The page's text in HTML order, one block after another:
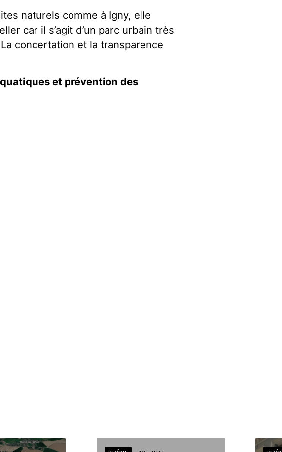
naturels comme à Igny, elle
car il s’agit d’un parc urbain très
concertation et la transparence
et prévention des